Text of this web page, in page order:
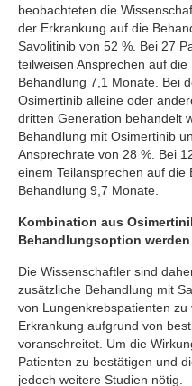
beobachteten die
der Erkrankung auf die
Savolitinib von 52 %. Bei 27
teilweisen Ansprechen auf
Behandlung 7,1 Monate. Bei
Osimertinib alleine oder
dritten Generation behandelt
Behandlung mit Osimertinib
Ansprechrate von 28 %. Bei
einem Teilansprechen auf
Behandlung 9,7 Monate.
Kombination aus
Behandlungsoption werden
Die Wissenschaftler sind
zusätzliche Behandlung mit
von Lungenkrebspatienten
Erkrankung aufgrund von
voranschreitet. Um die
Patienten zu bestätigen und
jedoch weitere Studien nötig.